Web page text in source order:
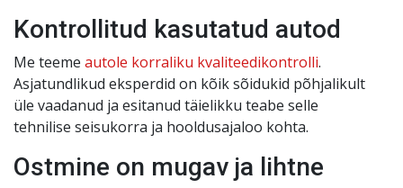
Kontrollitud kasutatud autod
Me teeme autole korraliku kvaliteedikontrolli.
Asjatundlikud eksperdid on kõik sõidukid põhjalikult
üle vaadanud ja esitanud täielikku teabe selle
tehnilise seisukorra ja hooldusajaloo kohta.
Ostmine on mugav ja lihtne